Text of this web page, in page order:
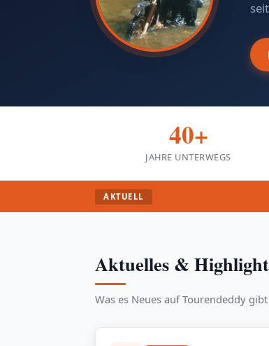
40+
JAHRE UNTERWEGS
AKTUELL
Aktuelles &
Was es Neues auf Tourendeddy gibt